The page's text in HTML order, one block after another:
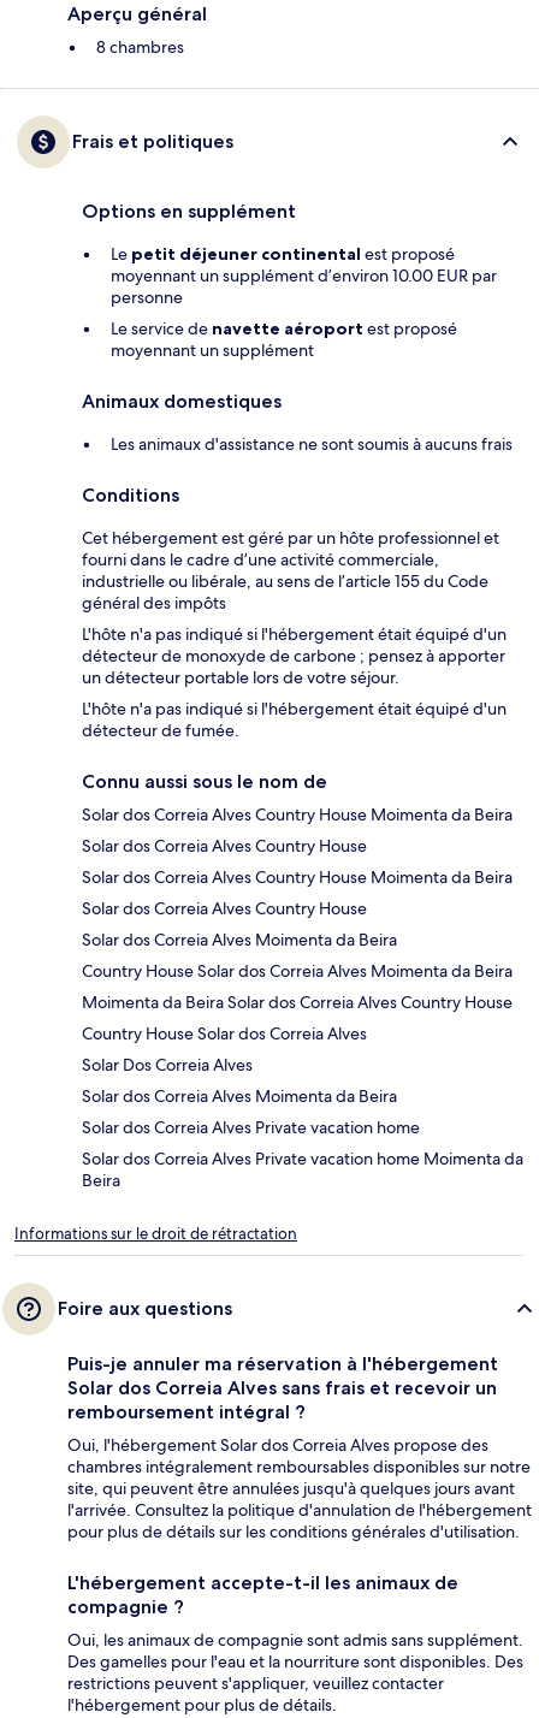
Aperçu général
8 chambres
Frais et politiques
Options en supplément
Le petit déjeuner continental est proposé
moyennant un supplément d’environ 10.00 EUR par
personne
Le service de navette aéroport est proposé
moyennant un supplément
Animaux domestiques
Les animaux d'assistance ne sont soumis à aucuns frais
Conditions
Cet hébergement est géré par un hôte professionnel et
fourni dans le cadre d’une activité commerciale,
industrielle ou libérale, au sens de l’article 155 du Code
général des impôts
L'hôte n'a pas indiqué si l'hébergement était équipé d'un
détecteur de monoxyde de carbone ; pensez à apporter
un détecteur portable lors de votre séjour.
L'hôte n'a pas indiqué si l'hébergement était équipé d'un
détecteur de fumée.
Connu aussi sous le nom de
Solar dos Correia Alves Country House Moimenta da Beira
Solar dos Correia Alves Country House
Solar dos Correia Alves Country House Moimenta da Beira
Solar dos Correia Alves Country House
Solar dos Correia Alves Moimenta da Beira
Country House Solar dos Correia Alves Moimenta da Beira
Moimenta da Beira Solar dos Correia Alves Country House
Country House Solar dos Correia Alves
Solar Dos Correia Alves
Solar dos Correia Alves Moimenta da Beira
Solar dos Correia Alves Private vacation home
Solar dos Correia Alves Private vacation home Moimenta da
Beira
Informations sur le droit de rétractation
Foire aux questions
Puis-je annuler ma réservation à l'hébergement
Solar dos Correia Alves sans frais et recevoir un
remboursement intégral ?
Oui, l'hébergement Solar dos Correia Alves propose des
chambres intégralement remboursables disponibles sur notre
site, qui peuvent être annulées jusqu'à quelques jours avant
l'arrivée. Consultez la politique d'annulation de l'hébergement
pour plus de détails sur les conditions générales d'utilisation.
L'hébergement accepte-t-il les animaux de
compagnie ?
Oui, les animaux de compagnie sont admis sans supplément.
Des gamelles pour l'eau et la nourriture sont disponibles. Des
restrictions peuvent s'appliquer, veuillez contacter
l'hébergement pour plus de détails.